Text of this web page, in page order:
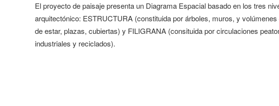
El proyecto de paisaje presenta un Diagrama Espacial basado en los tres
arquitectónico: ESTRUCTURA (constituida por árboles, muros, y
de estar, plazas, cubiertas) y FILIGRANA (consituida por circulaciones
industriales y reciclados).